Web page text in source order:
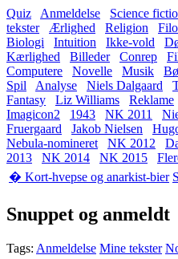
Quiz Anmeldelse Science
tekster
Ærlighed Religion
Biologi
Intuition Ikke-vold
Kærlighed
Billeder Conrep
Computere
Novelle Musik
Spil
Analyse Niels Dalgaard
Fantasy
Liz Williams Reklame
Imagicon2
1943 NK 2011
Fruergaard
Jakob Nielsen
Nebula-nomineret
NK 2012
2013
NK 2014 NK 2015
� Kort-hvepse og anarkist-bier
Snuppet og anmeldt
Tags: Anmeldelse Mine tekster